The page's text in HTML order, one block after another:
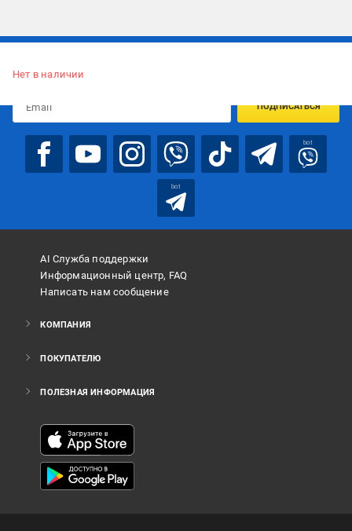
Нет в наличии
ПОДПИСАТЬСЯ
bot
bot
AI Служба поддержки
Информационный центр, FAQ
Написать нам сообщение
КОМПАНИЯ
ПОКУПАТЕЛЮ
ПОЛЕЗНАЯ ИНФОРМАЦИЯ